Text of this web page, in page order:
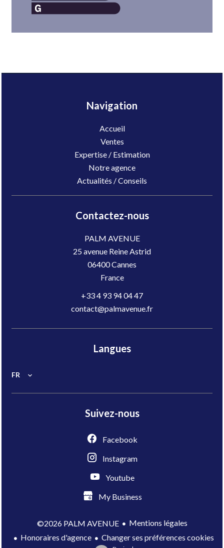
Navigation
Accueil
Ventes
Expertise / Estimation
Notre agence
Actualités / Conseils
Contactez-nous
PALM AVENUE
25 avenue Reine Astrid
06400Cannes
France
+33 4 93 94 04 47
contact@palmavenue.fr
Langues
FR
Suivez-nous
Facebook
Instagram
Youtube
My Business
©2026 PALM AVENUE
Mentions légales
Honoraires d'agence
Changer ses préférences cookies